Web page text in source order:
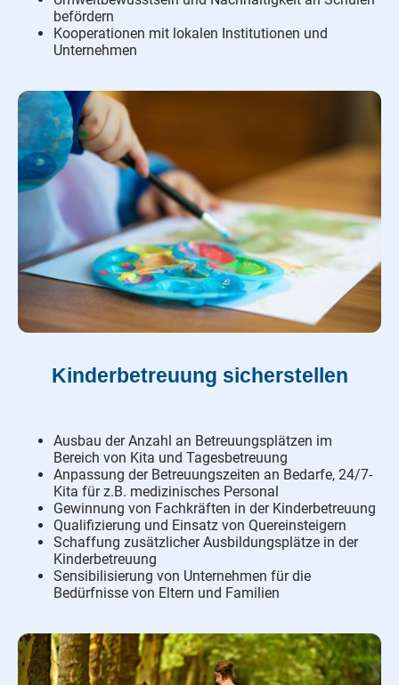
befördern
Kooperationen mit lokalen Institutionen und
Unternehmen
Kinderbetreuung sicherstellen
Ausbau der Anzahl an Betreuungsplätzen im
Bereich von Kita und Tagesbetreuung
Anpassung der Betreuungszeiten an Bedarfe, 24/7-
Kita für z.B. medizinisches Personal
Gewinnung von Fachkräften in der Kinderbetreuung
Qualifizierung und Einsatz von Quereinsteigern
Schaffung zusätzlicher Ausbildungsplätze in der
Kinderbetreuung
Sensibilisierung von Unternehmen für die
Bedürfnisse von Eltern und Familien